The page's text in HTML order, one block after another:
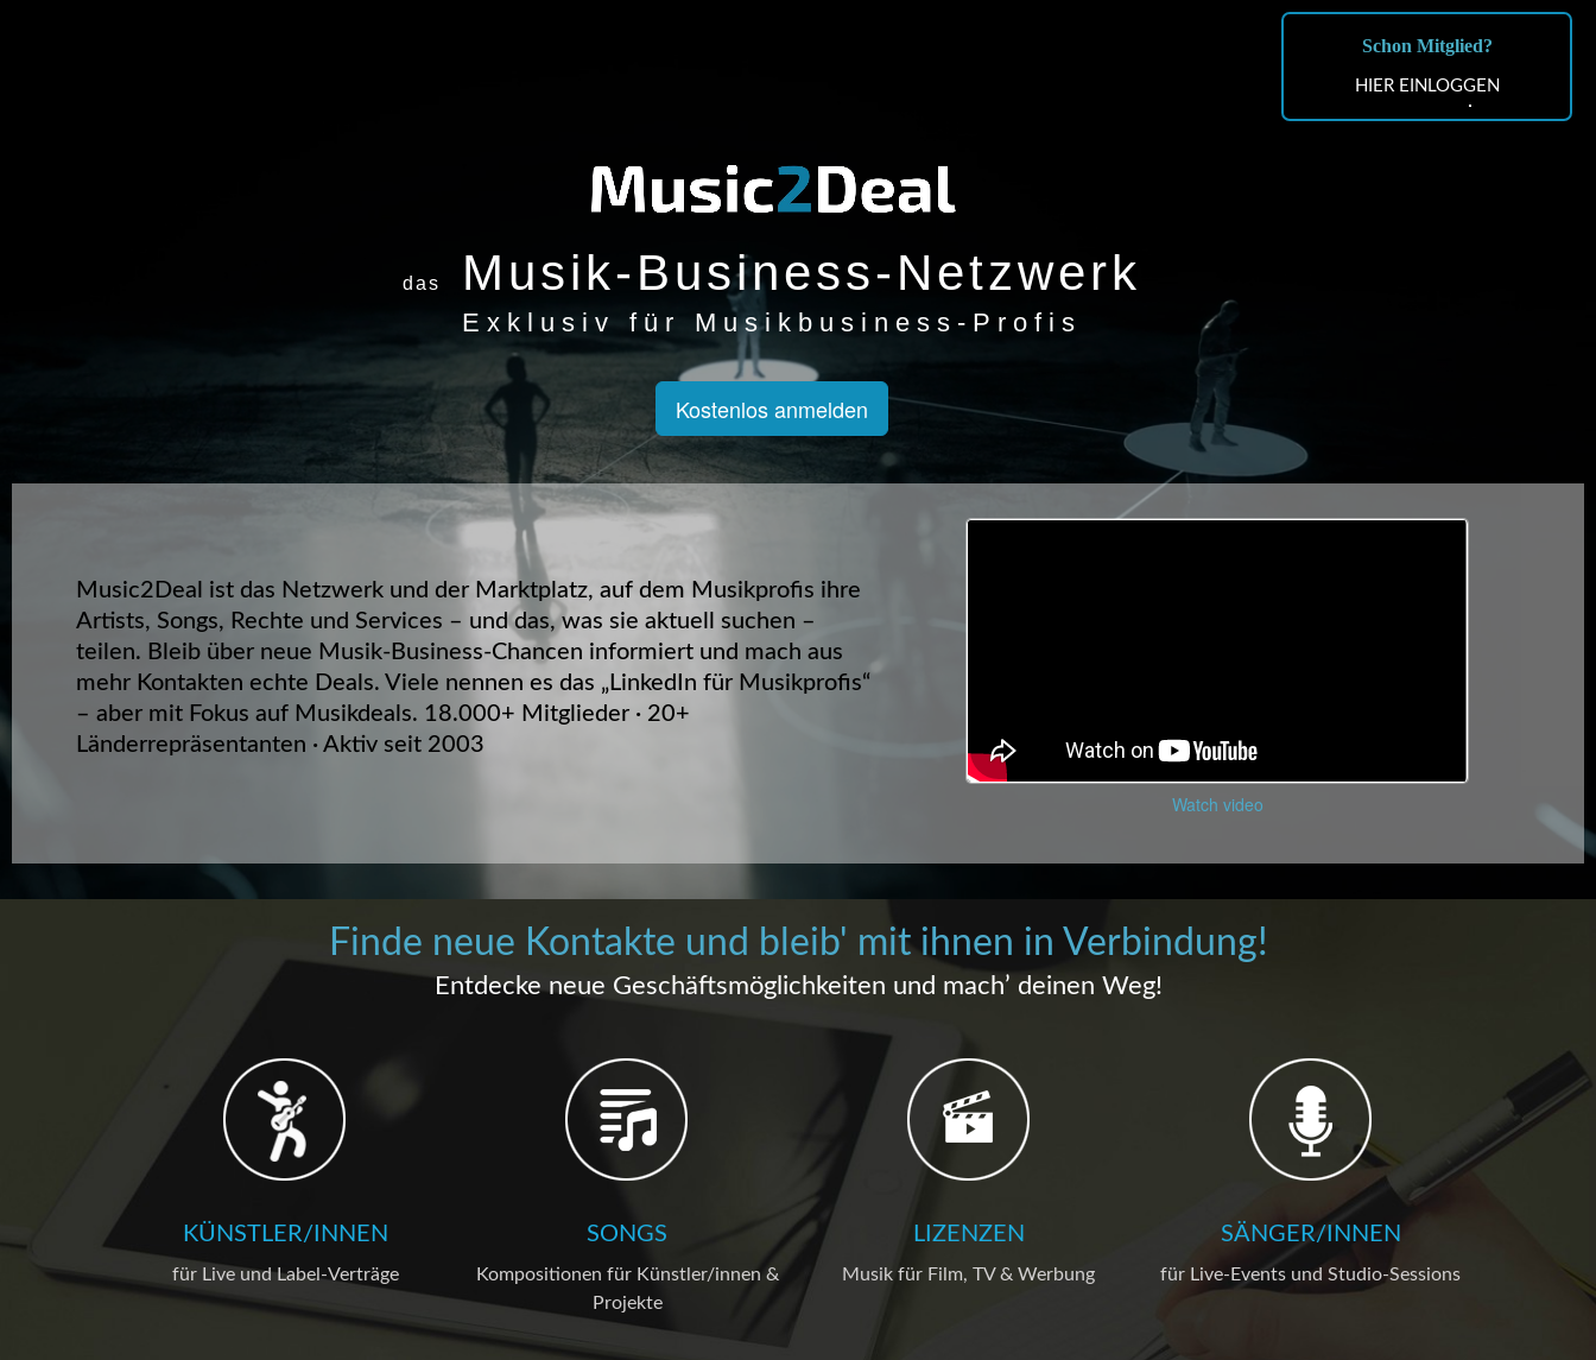
Schon Mitglied?
HIER EINLOGGEN
das Musik-Business-Netzwerk
Exklusiv für Musikbusiness-Profis
Kostenlos anmelden
Music2Deal ist das Netzwerk und der Marktplatz, auf dem Musikprofis ihre
Artists, Songs, Rechte und Services – und das, was sie aktuell suchen –
teilen. Bleib über neue Musik-Business-Chancen informiert und mach aus
mehr Kontakten echte Deals. Viele nennen es das „LinkedIn für Musikprofis“
– aber mit Fokus auf Musikdeals. 18.000+ Mitglieder · 20+
Länderrepräsentanten · Aktiv seit 2003
Watch video
Finde neue Kontakte und bleib' mit ihnen in Verbindung!
Entdecke neue Geschäftsmöglichkeiten und mach’ deinen Weg!
KÜNSTLER/INNEN
für Live und Label-Verträge
SONGS
Kompositionen für Künstler/innen &
Projekte
LIZENZEN
Musik für Film, TV & Werbung
SÄNGER/INNEN
für Live-Events und Studio-Sessions